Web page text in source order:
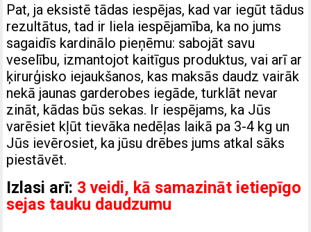
Pat, ja eksistē tādas iespējas, kad var iegūt tādus
rezultātus, tad ir liela iespējamība, ka no jums
sagaidīs kardinālo pieņēmu: sabojāt savu
veselību, izmantojot kaitīgus produktus, vai arī ar
ķirurģisko iejaukšanos, kas maksās daudz vairāk
nekā jaunas garderobes iegāde, turklāt nevar
zināt, kādas būs sekas. Ir iespējams, ka Jūs
varēsiet kļūt tievāka nedēļas laikā pa 3-4 kg un
Jūs ievērosiet, ka jūsu drēbes jums atkal sāks
piestāvēt.
Izlasi arī: 3 veidi, kā samazināt ietiepīgo
sejas tauku daudzumu